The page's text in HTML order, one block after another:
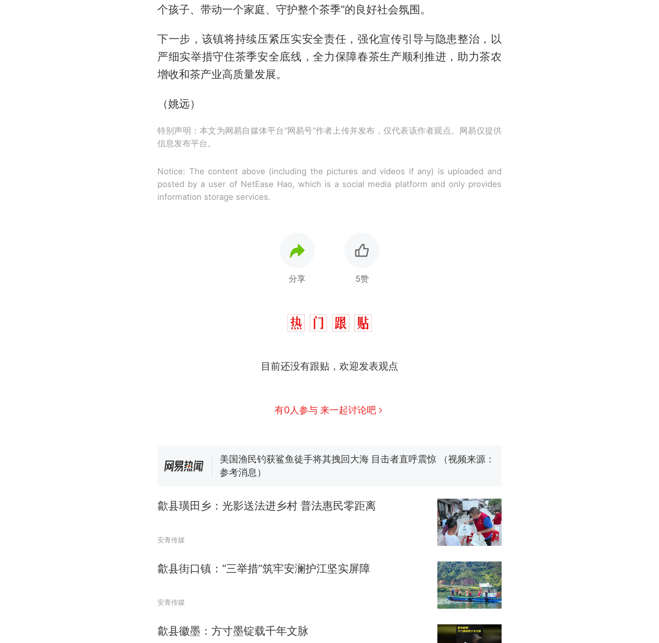
个孩子、带动一个家庭、守护整个茶季”的良好社会氛围。
下一步，该镇将持续压紧压实安全责任，强化宣传引导与隐患整治，以
严细实举措守住茶季安全底线，全力保障春茶生产顺利推进，助力茶农
增收和茶产业高质量发展。
（姚远）
特别声明：本文为网易自媒体平台“网易号”作者上传并发布，仅代表该作者观点。网易仅提供
信息发布平台。
Notice: The content above (including the pictures and videos if any) is uploaded and
posted by a user of NetEase Hao, which is a social media platform and only provides
information storage services.
分享 5赞
目前还没有跟贴，欢迎发表观点
有0人参与 来一起讨论吧
制裁瓜子饺子，美国怕什么？
那个在床头放菜刀的女孩，因老师一句“跟我回家”改写了人生
男子上山采菌偶然发现鸡枞菌窝，原地守1天等它长大：挖了140多
笔试第一被第二名传话劝弃考 官方通报
歙县璜田乡：光影送法进乡村 普法惠民零距离
安青传媒
歙县街口镇：“三举措”筑牢安澜护江坚实屏障
安青传媒
歙县徽墨：方寸墨锭载千年文脉